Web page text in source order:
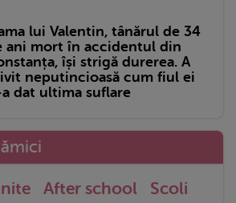
lui Valentin, tânărul de 34
ani mort în accidentul din
își strigă durerea. A
neputincioasă cum fiul ei
dat ultima suflare
After school
Scoli